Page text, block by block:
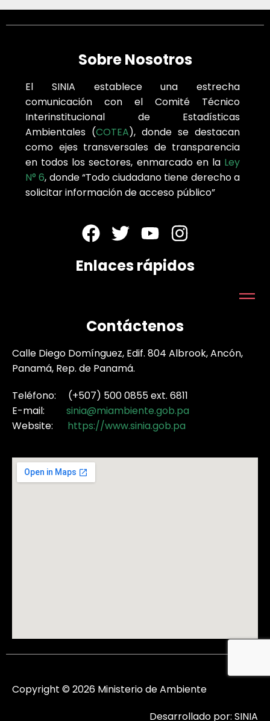
Sobre Nosotros
El SINIA establece una estrecha
comunicación con el Comité Técnico
Interinstitucional de Estadísticas
Ambientales (COTEA), donde se destacan
como ejes transversales de transparencia
en todos los sectores, enmarcado en la Ley
N° 6, donde “Todo ciudadano tiene derecho a
solicitar información de acceso público”
Enlaces rápidos
Contáctenos
Calle Diego Domínguez, Edif. 804 Albrook, Ancón,
Panamá, Rep. de Panamá.
Teléfono: (+507) 500 0855 ext. 6811
E-mail: sinia@miambiente.gob.pa
Website: https://www.sinia.gob.pa
Copyright © 2026 Ministerio de Ambiente
Desarrollado por: SINIA